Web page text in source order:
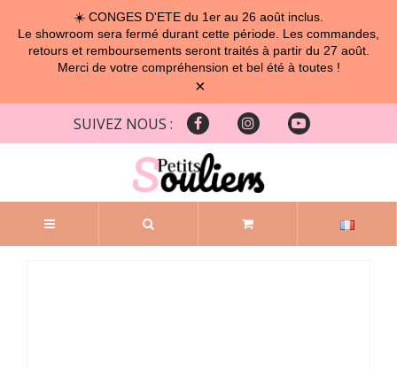
☀️ CONGES D'ETE du 1er au 26 août inclus.
Le showroom sera fermé durant cette période. Les commandes,
retours et remboursements seront traités à partir du 27 août.
Merci de votre compréhension et bel été à toutes !
×
SUIVEZ NOUS :